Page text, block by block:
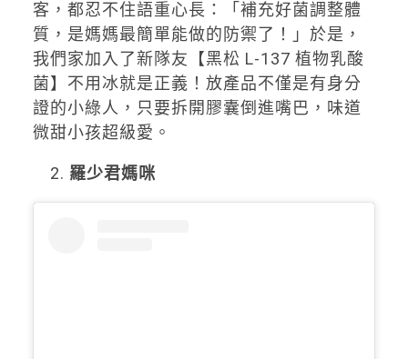
客，都忍不住語重心長：「補充好菌調整體
質，是媽媽最簡單能做的防禦了！」於是，
我們家加入了新隊友【黑松 L-137 植物乳酸
菌】不用冰就是正義！放產品不僅是有身分
證的小綠人，只要拆開膠囊倒進嘴巴，味道
微甜小孩超級愛。
羅少君媽咪